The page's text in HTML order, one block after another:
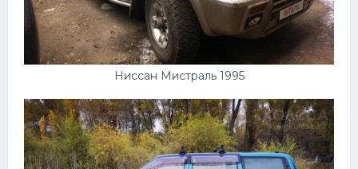
Ниссан Мистраль 1995